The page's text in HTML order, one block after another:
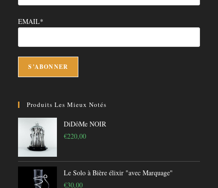
EMAIL*
Produits Les Mieux Notés
DiDôMe NOIR
€220,00
Le Solo à Bière élixir "avec Marquage"
€30,00